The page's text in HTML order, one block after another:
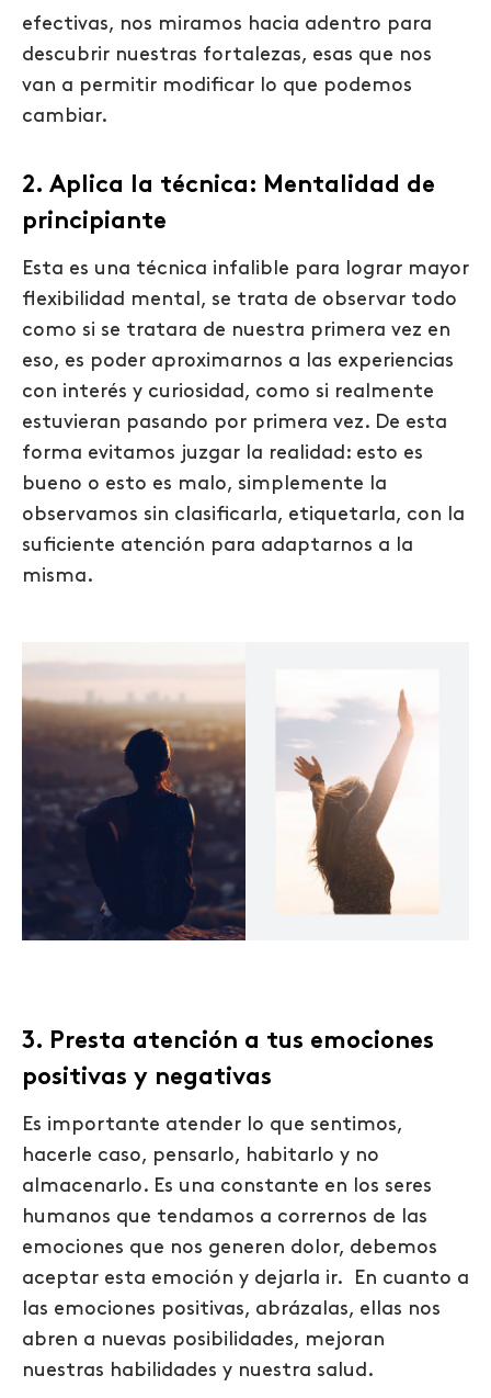
efectivas, nos miramos hacia adentro para
descubrir nuestras fortalezas, esas que nos
van a permitir modificar lo que podemos
cambiar.
2. Aplica la técnica: Mentalidad de
principiante
Esta es una técnica infalible para lograr mayor
flexibilidad mental, se trata de observar todo
como si se tratara de nuestra primera vez en
eso, es poder aproximarnos a las experiencias
con interés y curiosidad, como si realmente
estuvieran pasando por primera vez. De esta
forma evitamos juzgar la realidad: esto es
bueno o esto es malo, simplemente la
observamos sin clasificarla, etiquetarla, con la
suficiente atención para adaptarnos a la
misma.
3. Presta atención a tus emociones
positivas y negativas
Es importante atender lo que sentimos,
hacerle caso, pensarlo, habitarlo y no
almacenarlo. Es una constante en los seres
humanos que tendamos a corrernos de las
emociones que nos generen dolor, debemos
aceptar esta emoción y dejarla ir. En cuanto a
las emociones positivas, abrázalas, ellas nos
abren a nuevas posibilidades, mejoran
nuestras habilidades y nuestra salud.